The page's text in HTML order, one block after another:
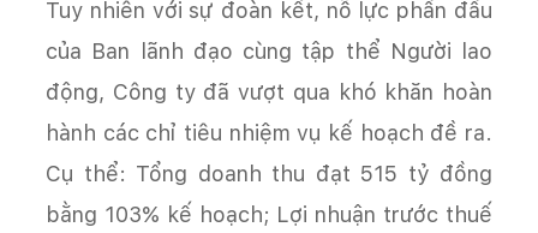
Tuy nhiên với sự đoàn kết, nỗ lực phấn đấu
của Ban lãnh đạo cùng tập thể Người lao
động, Công ty đã vượt qua khó khăn hoàn
hành các chỉ tiêu nhiệm vụ kế hoạch đề ra.
Cụ thể: Tổng doanh thu đạt 515 tỷ đồng
bằng 103% kế hoạch; Lợi nhuận trước thuế